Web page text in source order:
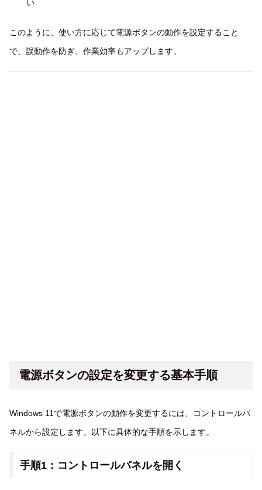
い
このように、使い方に応じて電源ボタンの動作を設定すること
で、誤動作を防ぎ、作業効率もアップします。
電源ボタンの設定を変更する基本手順
Windows 11で電源ボタンの動作を変更するには、コントロールパ
ネルから設定します。以下に具体的な手順を示します。
手順1：コントロールパネルを開く